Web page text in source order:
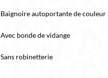
Baignoire autoportante de couleur
Avec bonde de vidange
Sans robinetterie